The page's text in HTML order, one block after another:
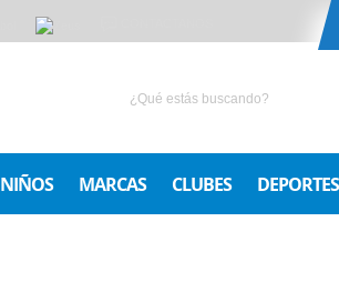
NIÑOS MARCAS CLUBES DEPORTES